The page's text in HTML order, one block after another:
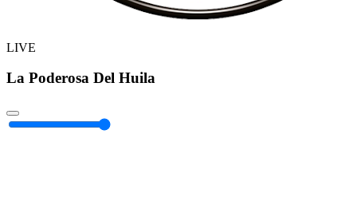
LIVE
La Poderosa Del Huila